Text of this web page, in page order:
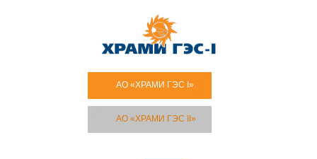
АО «ХРАМИ ГЭС I»
АО «ХРАМИ ГЭС II»